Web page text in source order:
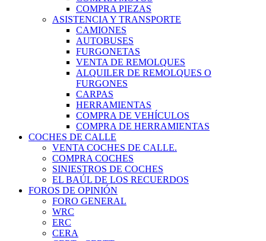
COMPRA PIEZAS
ASISTENCIA Y TRANSPORTE
CAMIONES
AUTOBUSES
FURGONETAS
VENTA DE REMOLQUES
ALQUILER DE REMOLQUES O
FURGONES
CARPAS
HERRAMIENTAS
COMPRA DE VEHÍCULOS
COMPRA DE HERRAMIENTAS
COCHES DE CALLE
VENTA COCHES DE CALLE.
COMPRA COCHES
SINIESTROS DE COCHES
EL BAÚL DE LOS RECUERDOS
FOROS DE OPINIÓN
FORO GENERAL
WRC
ERC
CERA